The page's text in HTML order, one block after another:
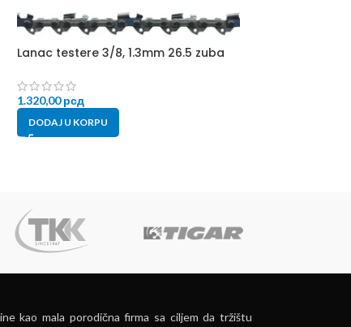
Lanac testere 3/8, 1.3mm 26.5 zuba
1.320,00рсд
DODAJ U KORPU
kao mala porodična firma sa ciljem da tržištu